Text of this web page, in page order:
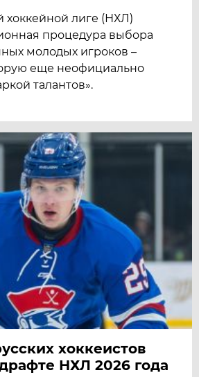
хоккейной лиге (НХЛ)
процедура выбора
молодых игроков –
еще неофициально
талантов».
хоккеистов
НХЛ 2026 года